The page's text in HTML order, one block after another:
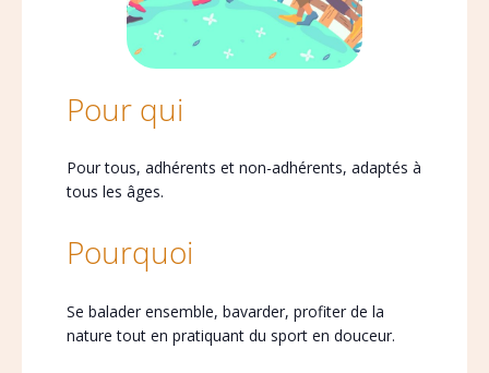
Pour qui
Pour tous, adhérents et non-adhérents, adaptés à
tous les âges.
Pourquoi
Se balader ensemble, bavarder, profiter de la
nature tout en pratiquant du sport en douceur.